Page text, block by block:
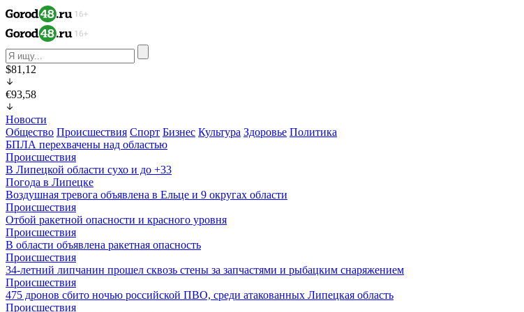
$81,12
€93,58
Новости
Общество Происшествия Спорт Бизнес Культура Здоровье Политика
БПЛА перехвачены над областью
Происшествия
В Липецкой области сухо и до +33
Погода в Липецке
Воздушная тревога объявлена в Ельце и 9 округах области
Происшествия
Отбой ракетной опасности и красного уровня
Происшествия
В области объявлена ракетная опасность
Происшествия
34-летний липчанин прошел сквозь стены за запчастями и рыбацким снаряжением
Происшествия
475 дронов сбито ночью российской ПВО, среди атакованных Липецкая область
Происшествия